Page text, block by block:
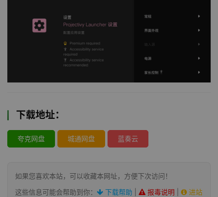
下载地址：
夸克网盘 城通网盘 蓝奏云
如果您喜欢本站，可以收藏本网址，方便下次访问！
这些信息可能会帮助到你：
下载帮助 报毒说明
进站